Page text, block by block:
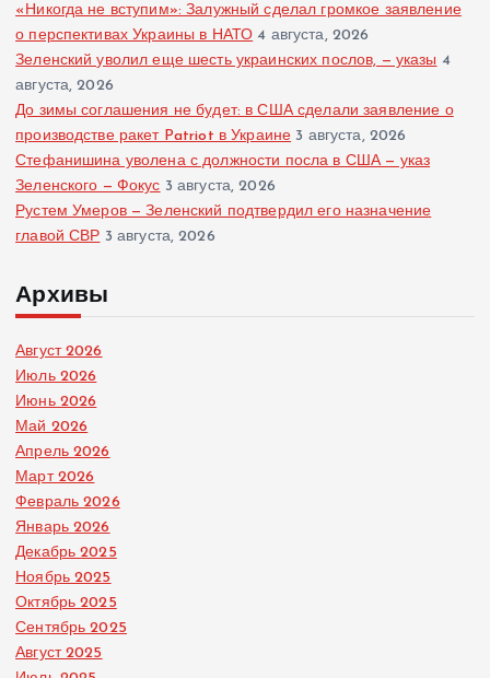
«Никогда не вступим»: Залужный сделал громкое заявление
о перспективах Украины в НАТО 4 августа, 2026
Зеленский уволил еще шесть украинских послов, — указы 4
августа, 2026
До зимы соглашения не будет: в США сделали заявление о
производстве ракет Patriot в Украине 3 августа, 2026
Стефанишина уволена с должности посла в США — указ
Зеленского — Фокус 3 августа, 2026
Рустем Умеров — Зеленский подтвердил его назначение
главой СВР 3 августа, 2026
Архивы
Август 2026
Июль 2026
Июнь 2026
Май 2026
Апрель 2026
Март 2026
Февраль 2026
Январь 2026
Декабрь 2025
Ноябрь 2025
Октябрь 2025
Сентябрь 2025
Август 2025